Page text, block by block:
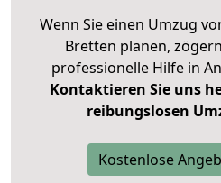
Wenn Sie einen Umzug
Bretten planen,
professionelle Hilfe in
Kontaktieren Sie uns
reibungslosen
Kostenlose